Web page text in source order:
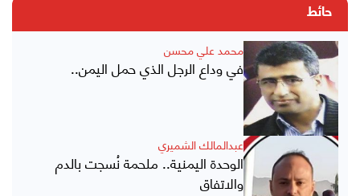
حائط
محمد علي محسن
في وداع الرجل الذي حمل اليمن..
عبدالمالك الشميري
الوحدة اليمنية.. ملحمة نُسجت بالدم
والاتفاق